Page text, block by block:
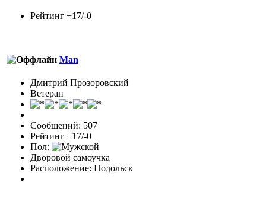
Рейтинг +17/-0
Man
Дмитрий Прозоровский
Ветеран
Сообщений: 507
Рейтинг +17/-0
Пол:
Дворовой самоучка
Расположение: Подольск